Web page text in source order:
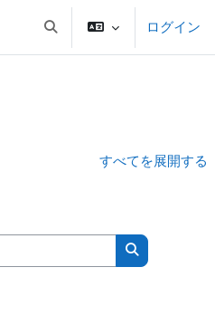
検索入力に切り替えるログイン
すべてを展開する
コースを検